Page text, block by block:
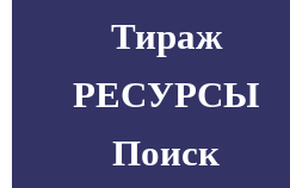
Тираж
РЕСУРСЫ
Поиск